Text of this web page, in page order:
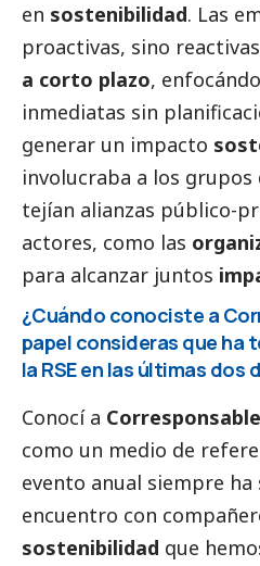
en sostenibilidad. Las
proactivas, sino
a corto plazo,
inmediatas sin
generar un impacto
involucraba a los grupos
tejían alianzas público-
actores, como las
para alcanzar juntos
¿Cuándo conociste a
papel consideras que ha
la RSE en las últimas dos
Conocí a
como un medio de
evento anual siempre ha
encuentro con
sostenibilidad que